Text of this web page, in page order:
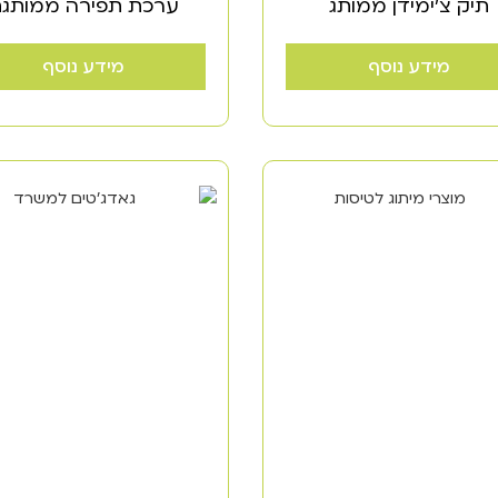
תיק צ'ימידן ממותג
מידע נוסף
ערכת תפירה
מידע נוסף